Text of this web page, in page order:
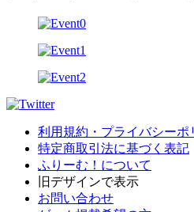
利用規約・プライバシーポ
特定商取引法に基づく表記
ふりーむ！について
旧デザインで表示
お問い合わせ